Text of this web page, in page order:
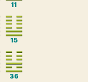
11
15
36